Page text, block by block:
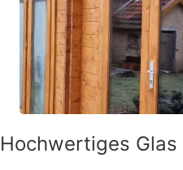
Hochwertiges